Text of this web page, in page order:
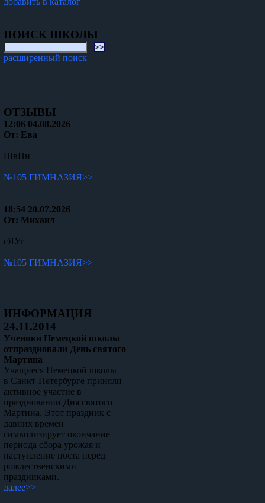
ПОИСК ШКОЛЫ
расширенный поиск
ОТЗЫВЫ
12:06 04.08.2026
От: Ева
ШвНн
№105 ГИМНАЗИЯ>>
18:54 20.07.2026
От: Михаил
сЯУг
№105 ГИМНАЗИЯ>>
ИНФОРМАЦИЯ
24.11.2014
Ученики Немецкой школы
отпраздновали День святого
Мартина
Учащиеся Немецкой школы
в Санкт-Петербурге приняли
активное участие в
праздновании Дня святого
Мартина. Этот праздник с
давних времен
символизирует окончание
периода сбора урожая и
наступление поста перед
рождественскими
праздниками.
далее>>